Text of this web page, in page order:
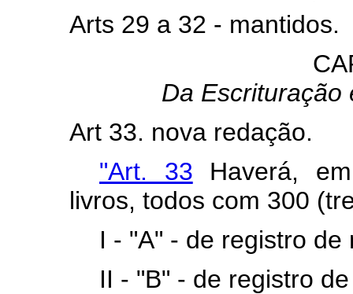
Arts 29 a 32 - mantidos.
Da Escrituração
Art 33. nova redação.
"Art. 33 Haverá,
livros, todos com 300
I - "A" - de registro de
II - "B" - de registro